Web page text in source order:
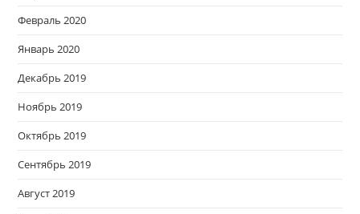
Февраль 2020
Январь 2020
Декабрь 2019
Ноябрь 2019
Октябрь 2019
Сентябрь 2019
Август 2019